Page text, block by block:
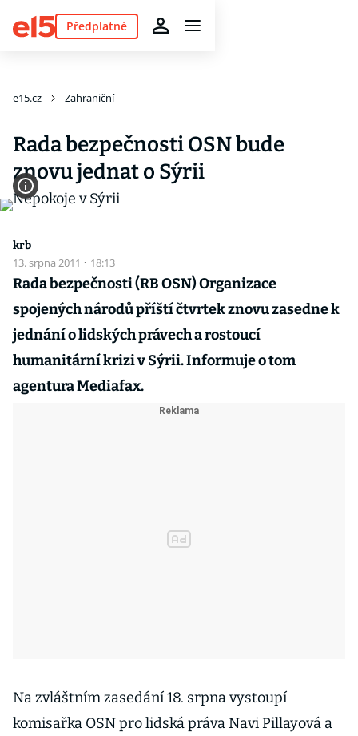
Předplatné
e15.cz Zahraniční
Rada bezpečnosti OSN bude
znovu jednat o Sýrii
krb
13. srpna 2011 · 18:13
Rada bezpečnosti (RB OSN) Organizace
spojených národů příští čtvrtek znovu zasedne k
jednání o lidských právech a rostoucí
humanitární krizi v Sýrii. Informuje o tom
agentura Mediafax.
Na zvláštním zasedání 18. srpna vystoupí
komisařka OSN pro lidská práva Navi Pillayová a